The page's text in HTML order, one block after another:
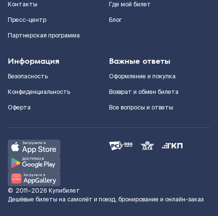
Контакты
Пресс-центр
Партнерская программа
Где мой билет
Блог
Информация
Безопасность
Конфиденциальность
Оферта
Важные ответы
Оформление и покупка
Возврат и обмен билета
Все вопросы и ответы
© 2011–2026 Купибилет
Дешёвые билеты на самолёт и поезд, бронирование и онлайн-заказ